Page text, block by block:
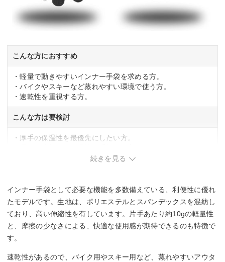
こんな方におすすめ
・軽量で動きやすいインナー手袋を求める方。
・バイクやスキーなど蒸れやすい環境で使う方。
・速乾性を重視する方。
こんな方は要検討
・厚手の保温性を最優先にしたい方。
続きを見る
インナー手袋として必要な機能を多数備えている、利便性に優れ
たモデルです。生地は、ポリエステルとスパンデックスを混紡し
ており、高い伸縮性を有しています。片手あたり約10gの軽量性
と、摩擦の少なさによる、快適な使用感が期待できるのも特徴で
す。
速乾性があるので、バイク用やスキー用など、蒸れやすいアウタ